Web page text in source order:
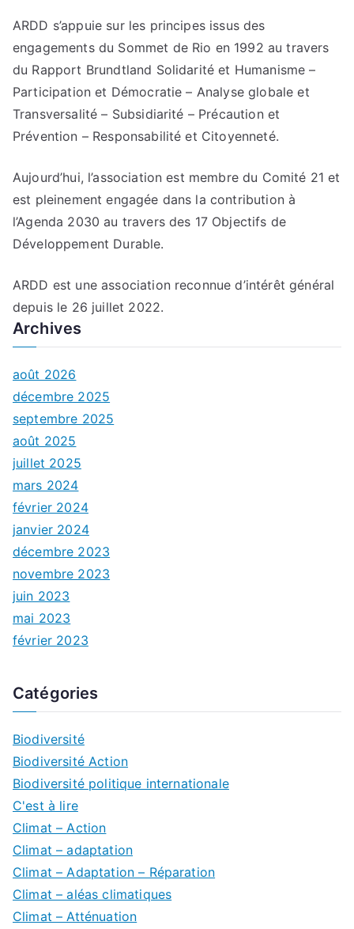
ARDD s’appuie sur les principes issus des
engagements du Sommet de Rio en 1992 au travers
du Rapport Brundtland Solidarité et Humanisme –
Participation et Démocratie – Analyse globale et
Transversalité – Subsidiarité – Précaution et
Prévention – Responsabilité et Citoyenneté.
Aujourd’hui, l’association est membre du Comité 21 et
est pleinement engagée dans la contribution à
l’Agenda 2030 au travers des 17 Objectifs de
Développement Durable.
ARDD est une association reconnue d’intérêt général
depuis le 26 juillet 2022.
Archives
août 2026
décembre 2025
septembre 2025
août 2025
juillet 2025
mars 2024
février 2024
janvier 2024
décembre 2023
novembre 2023
juin 2023
mai 2023
février 2023
Catégories
Biodiversité
Biodiversité Action
Biodiversité politique internationale
C'est à lire
Climat – Action
Climat – adaptation
Climat – Adaptation – Réparation
Climat – aléas climatiques
Climat – Atténuation